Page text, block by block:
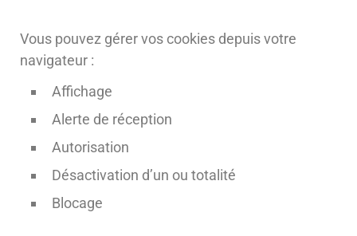
Vous pouvez gérer vos cookies depuis votre
navigateur :
Affichage
Alerte de réception
Autorisation
Désactivation d’un ou totalité
Blocage